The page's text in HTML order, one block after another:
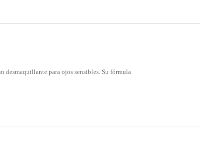
desmaquillante para ojos sensibles. Su fórmula